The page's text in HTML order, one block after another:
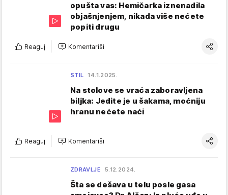
opušta vas: Hemičarka iznenadila
objašnjenjem, nikada više nećete
popiti drugu
Reaguj Komentariši
STIL 14.1.2025.
Na stolove se vraća zaboravljena
biljka: Jedite je u šakama, moćniju
hranu nećete naći
Reaguj Komentariši
ZDRAVLJE 5.12.2024.
Šta se dešava u telu posle gasa